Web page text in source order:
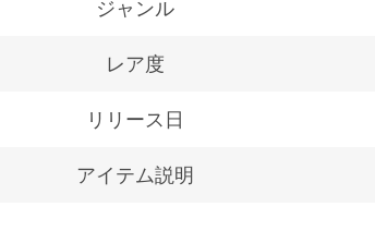
ジャンル
レア度
リリース日
アイテム説明